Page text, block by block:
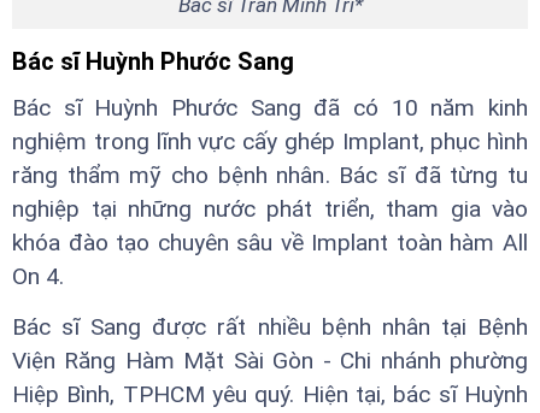
Bác sĩ Trần Minh Trí*
Bác sĩ Huỳnh Phước Sang
Bác sĩ Huỳnh Phước Sang đã có 10 năm kinh
nghiệm trong lĩnh vực cấy ghép Implant, phục hình
răng thẩm mỹ cho bệnh nhân. Bác sĩ đã từng tu
nghiệp tại những nước phát triển, tham gia vào
khóa đào tạo chuyên sâu về Implant toàn hàm All
On 4.
Bác sĩ Sang được rất nhiều bệnh nhân tại Bệnh
Viện Răng Hàm Mặt Sài Gòn - Chi nhánh phường
Hiệp Bình, TPHCM yêu quý. Hiện tại, bác sĩ Huỳnh